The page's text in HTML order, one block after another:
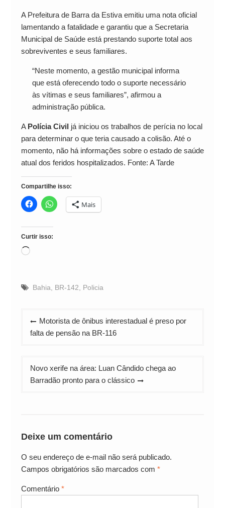
A Prefeitura de Barra da Estiva emitiu uma nota oficial
lamentando a fatalidade e garantiu que a Secretaria
Municipal de Saúde está prestando suporte total aos
sobreviventes e seus familiares.
“Neste momento, a gestão municipal informa
que está oferecendo todo o suporte necessário
às vítimas e seus familiares”, afirmou a
administração pública.
A Polícia Civil já iniciou os trabalhos de perícia no local
para determinar o que teria causado a colisão. Até o
momento, não há informações sobre o estado de saúde
atual dos feridos hospitalizados. Fonte: A Tarde
Compartilhe isso:
Mais
Curtir isso:
Carregando...
Bahia BR-142 Policia
Navegação
de
Motorista de ônibus interestadual é preso por
falta de pensão na BR-116
Novo xerife na área: Luan Cândido chega ao
Barradão pronto para o clássico
Deixe um comentário
O seu endereço de e-mail não será publicado.
Campos obrigatórios são marcados com *
Comentário *